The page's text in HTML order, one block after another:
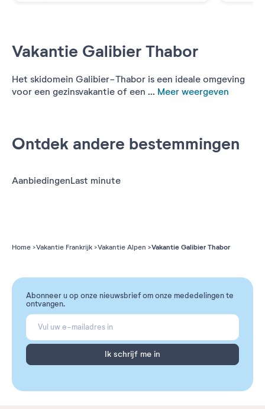
Vakantie Galibier Thabor
Het skidomein Galibier-Thabor is een ideale omgeving
voor een gezinsvakantie of een ... Meer weergeven
Ontdek andere bestemmingen
AanbiedingenLast minute
Home Vakantie Frankrijk Vakantie Alpen Vakantie Galibier Thabor
Abonneer u op onze nieuwsbrief om onze mededelingen te
ontvangen.
Ik schrijf me in